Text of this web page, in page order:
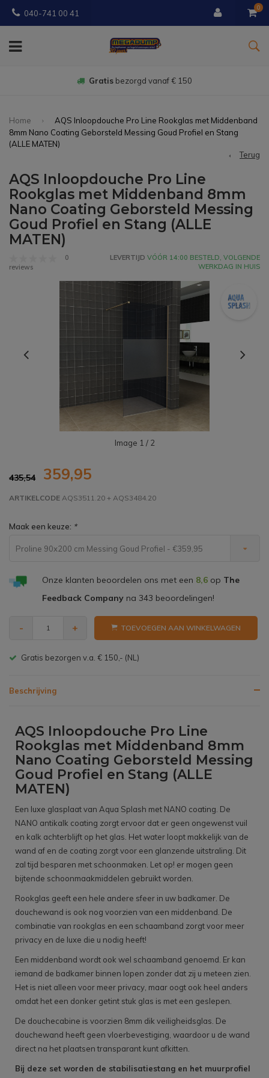
040-741 00 41
0
Gratis bezorgd vanaf € 150
Home
AQS Inloopdouche Pro Line Rookglas met Middenband
8mm Nano Coating Geborsteld Messing Goud Profiel en Stang
(ALLE MATEN)
Terug
AQS Inloopdouche Pro Line
Rookglas met Middenband 8mm
Nano Coating Geborsteld Messing
Goud Profiel en Stang (ALLE
MATEN)
0
reviews
LEVERTIJD VÓÓR 14:00 BESTELD, VOLGENDE
WERKDAG IN HUIS
Image 1 / 2
435,54 359,95
ARTIKELCODE AQS3511.20 + AQS3484.20
Maak een keuze: *
Proline 90x200 cm Messing Goud Profiel - €359,95
Onze klanten beoordelen ons met een 8,6op The
Feedback Companyna 343 beoordelingen!
- + TOEVOEGEN AAN WINKELWAGEN
Gratis bezorgen v.a. € 150,- (NL)
Beschrijving
AQS Inloopdouche Pro Line
Rookglas met Middenband 8mm
Nano Coating Geborsteld Messing
Goud Profiel en Stang (ALLE
MATEN)
Een luxe glasplaat van Aqua Splash met NANO coating. De
NANO antikalk coating zorgt ervoor dat er geen ongewenst vuil
en kalk achterblijft op het glas. Het water loopt makkelijk van de
wand af en de coating zorgt voor een glanzende uitstraling. Dit
zal tijd besparen met schoonmaken. Let op! er mogen geen
bijtende schoonmaakmiddelen gebruikt worden.
Rookglas geeft een hele andere sfeer in uw badkamer. De
douchewand is ook nog voorzien van een middenband. De
combinatie van rookglas en een schaamband zorgt voor meer
privacy en de luxe die u nodig heeft!
Een middenband wordt ook wel schaamband genoemd. Er kan
iemand de badkamer binnen lopen zonder dat zij u meteen zien.
Het is niet alleen voor meer privacy, maar oogt ook heel anders
omdat het een donker getint stuk glas is met een geslepen.
De douchecabine is voorzien 8mm dik veiligheidsglas. De
douchewand heeft geen vloerbevestiging, waardoor u de wand
direct na het plaatsen transparant kunt afkitten.
Bij deze set worden de stabilisatiestang en het muurprofiel